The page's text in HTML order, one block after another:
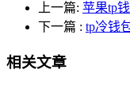
上一篇: 苹果tp
下一篇 : tp冷钱
相关文章